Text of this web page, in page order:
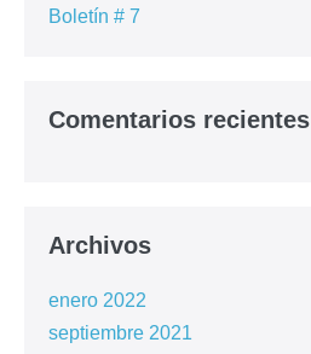
Boletín # 7
Comentarios recientes
Archivos
enero 2022
septiembre 2021